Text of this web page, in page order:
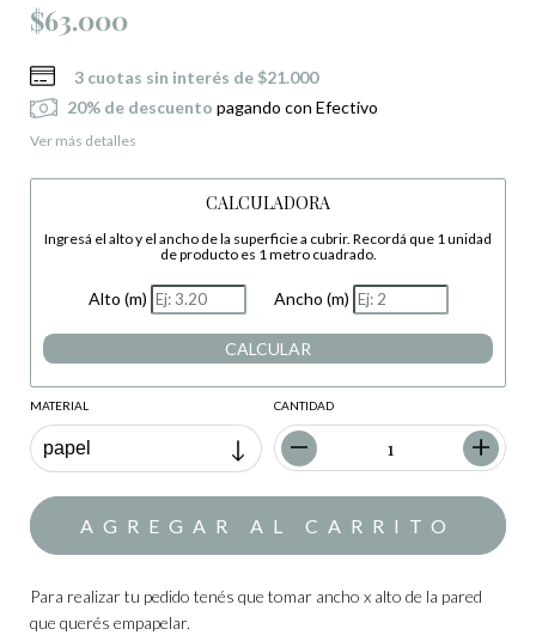
$63.000
3 cuotas sin interés de $21.000
20% de descuento pagando con Efectivo
Ver más detalles
CALCULADORA
Ingresá el alto y el ancho de la superficie a cubrir. Recordá que 1 unidad
de producto es 1 metro cuadrado.
Alto (m) Ancho (m)
CALCULAR
MATERIAL CANTIDAD
Para realizar tu pedido tenés que tomar ancho x alto de la pared
que querés empapelar.